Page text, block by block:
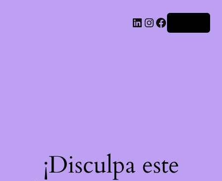
LinkedIn
Instagram
Facebook
¡Disculpa este